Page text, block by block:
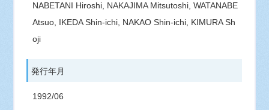
NABETANI Hiroshi, NAKAJIMA Mitsutoshi, WATANABE
Atsuo, IKEDA Shin-ichi, NAKAO Shin-ichi, KIMURA Sh
oji
発行年月
1992/06